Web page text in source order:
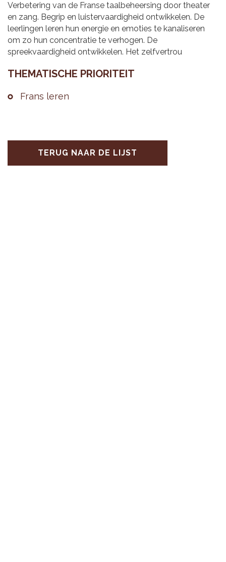
Verbetering van de Franse taalbeheersing door theater
en zang. Begrip en luistervaardigheid ontwikkelen. De
leerlingen leren hun energie en emoties te kanaliseren
om zo hun concentratie te verhogen. De
spreekvaardigheid ontwikkelen. Het zelfvertrou
THE­MA­TI­SCHE PRI­O­RI­TEIT
Frans leren
TERUG NAAR DE LIJST